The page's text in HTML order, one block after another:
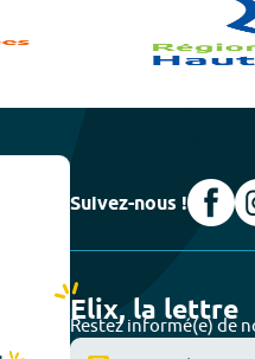
Suivez-nous !
Elix, la lettre
Restez informé(e) de